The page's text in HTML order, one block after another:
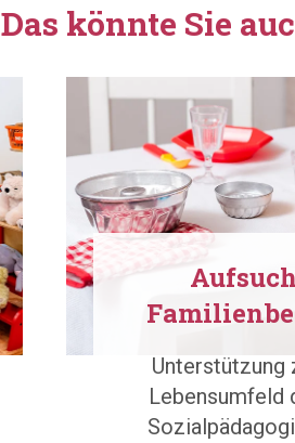
Das könnte Sie
Unterstützung
Lebensumfeld